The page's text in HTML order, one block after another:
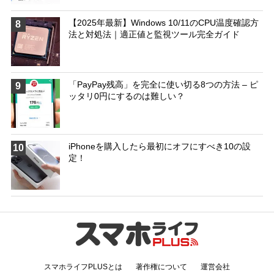
8
【2025年最新】Windows 10/11のCPU温度確認方
法と対処法｜適正値と監視ツール完全ガイド
9
「PayPay残高」を完全に使い切る8つの方法 – ピ
ッタリ0円にするのは難しい？
10
iPhoneを購入したら最初にオフにすべき10の設
定！
スマホライフPLUSとは 著作権について 運営会社